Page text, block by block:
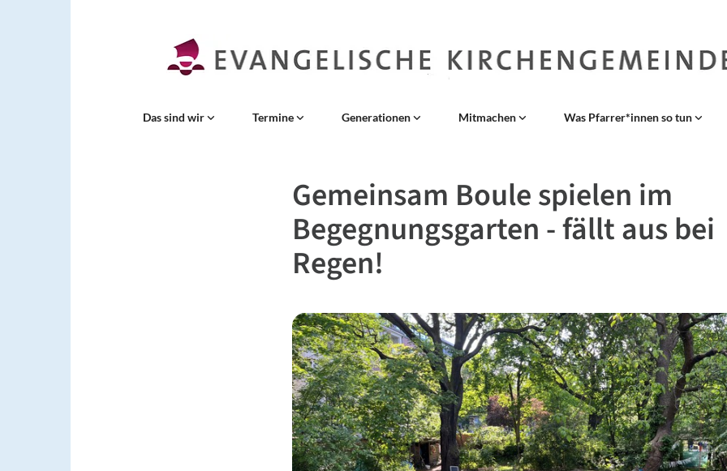
Das sind wir Termine Generationen Mitmachen Was Pfarrer*innen so tun
Gemeinsam Boule spielen im
Begegnungsgarten - fällt aus bei
Regen!